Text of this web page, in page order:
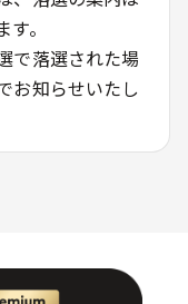
。
で落選された場
お知らせいたし